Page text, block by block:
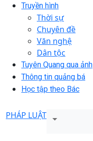
Truyền hình
Thời sự
Chuyên đề
Văn nghệ
Dân tộc
Tuyên Quang qua ảnh
Thông tin quảng bá
Học tập theo Bác
PHÁP LUẬT